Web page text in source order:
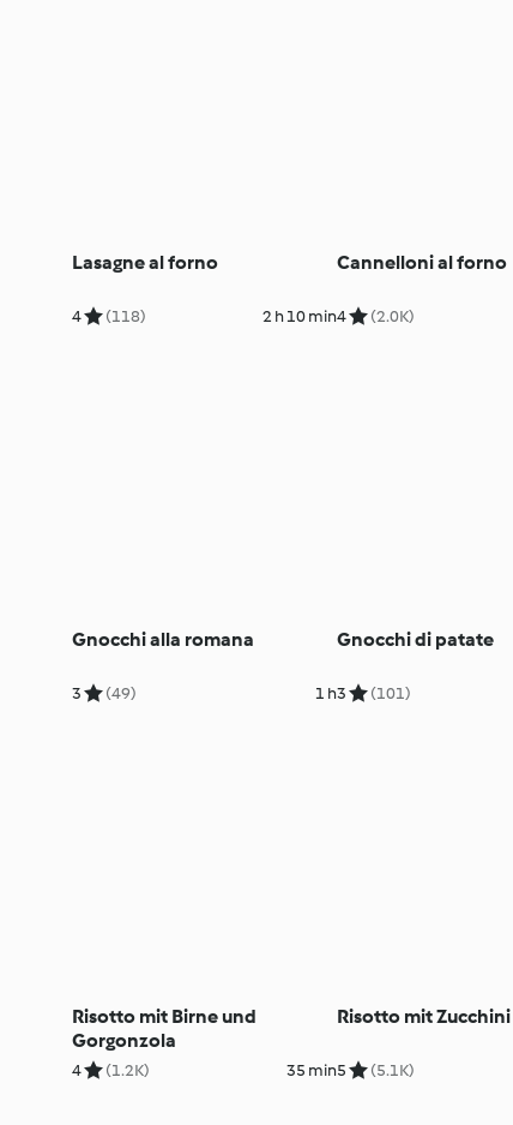
Lasagne al forno
4 (118) 2 h 10 min
Cannelloni al forno
4 (2.0K)
Gnocchi alla romana
3 (49) 1 h
Gnocchi di patate
3 (101)
Risotto mit Birne und
Gorgonzola
4 (1.2K) 35 min
Risotto mit Zucchini
5 (5.1K)